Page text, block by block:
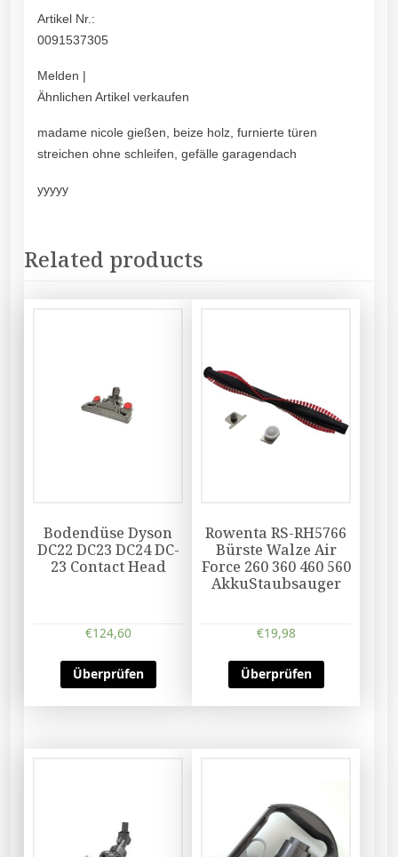
Artikel Nr.:
0091537305
Melden |
Ähnlichen Artikel verkaufen
madame nicole gießen, beize holz, furnierte türen
streichen ohne schleifen, gefälle garagendach
yyyyy
Related products
Bodendüse Dyson
DC22 DC23 DC24 DC-
23 Contact Head
€124,60
Überprüfen
Rowenta RS-RH5766
Bürste Walze Air
Force 260 360 460 560
AkkuStaubsauger
€19,98
Überprüfen